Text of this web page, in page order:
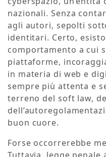
nazionali. Senza
agli autori, sepolti
identitari. Certo,
comportamento a cui
piattaforme,
in materia di web e
sempre più attenta e
terreno del soft law,
buon cuore.
Forse occorrerebbe